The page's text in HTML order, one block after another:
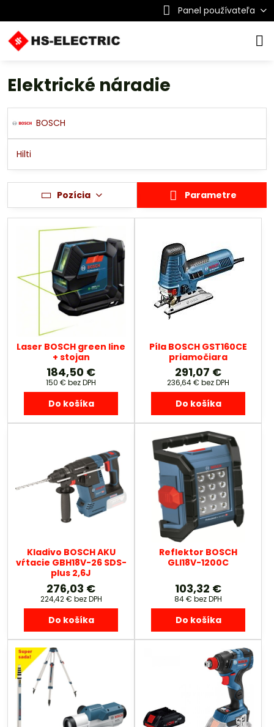
Panel používateľa
Elektrické náradie
BOSCH
Hilti
Pozícia Parametre
Laser BOSCH green line
+ stojan
184,50 €
150 € bez DPH
Do košíka
Píla BOSCH GST160CE
priamočiara
291,07 €
236,64 € bez DPH
Do košíka
Kladivo BOSCH AKU
vŕtacie GBH18V-26 SDS-
plus 2,6J
276,03 €
224,42 € bez DPH
Do košíka
Reflektor BOSCH
GLI18V-1200C
103,32 €
84 € bez DPH
Do košíka